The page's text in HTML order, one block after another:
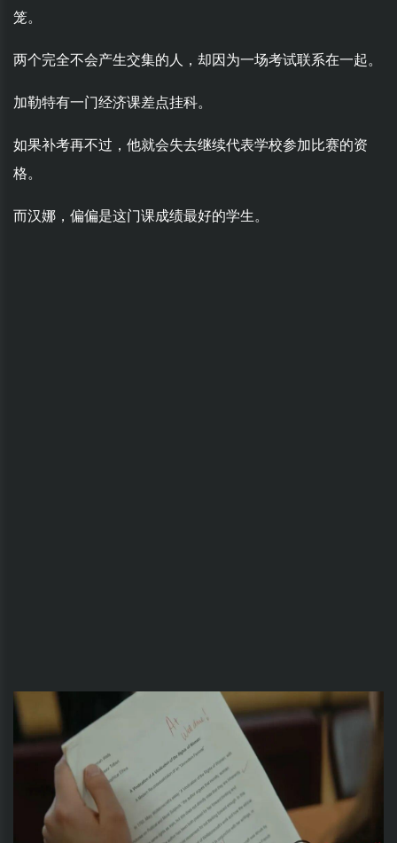
笼。
两个完全不会产生交集的人，却因为一场考试联系在一起。
加勒特有一门经济课差点挂科。
如果补考再不过，他就会失去继续代表学校参加比赛的资
格。
而汉娜，偏偏是这门课成绩最好的学生。